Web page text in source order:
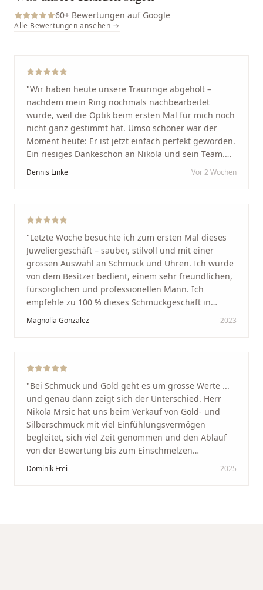
60+ Bewertungen auf Google
Alle Bewertungen ansehen →
"Wir haben heute unsere Trauringe abgeholt –
nachdem mein Ring nochmals nachbearbeitet
wurde, weil die Optik beim ersten Mal für mich noch
nicht ganz gestimmt hat. Umso schöner war der
Moment heute: Er ist jetzt einfach perfekt geworden.
Ein riesiges Dankeschön an Nikola und sein Team.
Vom ersten Termin an wurden wir jedes Mal
Arbeit und seine Kunden wirklich am Herzen liegen.
Service und echte Herzlichkeit schätzt, ist hier genau
richtig."
Dennis Linke Vor 2 Wochen
"Letzte Woche besuchte ich zum ersten Mal dieses
Juweliergeschäft – sauber, stilvoll und mit einer
grossen Auswahl an Schmuck und Uhren. Ich wurde
von dem Besitzer bedient, einem sehr freundlichen,
fürsorglichen und professionellen Mann. Ich
empfehle zu 100 % dieses Schmuckgeschäft in
Schaffhausen. Ich selbst war sehr zufrieden und
glücklich mit der Behandlung. Ich danke Ihnen – ich
Magnolia Gonzalez 2023
"Bei Schmuck und Gold geht es um grosse Werte ...
und genau dann zeigt sich der Unterschied. Herr
Nikola Mrsic hat uns beim Verkauf von Gold- und
Silberschmuck mit viel Einfühlungsvermögen
begleitet, sich viel Zeit genommen und den Ablauf
von der Bewertung bis zum Einschmelzen
transparent und angenehm gestaltet. Diskreter,
Dominik Frei 2025